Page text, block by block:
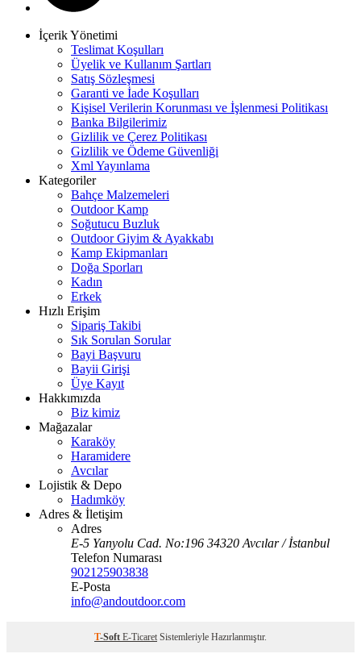
İçerik Yönetimi
Teslimat Koşulları
Üyelik ve Kullanım Şartları
Satış Sözleşmesi
Garanti ve İade Koşulları
Kişisel Verilerin Korunması ve İşlenmesi Politikası
Banka Bilgilerimiz
Gizlilik ve Çerez Politikası
Gizlilik ve Ödeme Güvenliği
Xml Yayınlama
Kategoriler
Bahçe Malzemeleri
Outdoor Kamp
Soğutucu Buzluk
Outdoor Giyim & Ayakkabı
Kamp Ekipmanları
Doğa Sporları
Kadın
Erkek
Hızlı Erişim
Sipariş Takibi
Sık Sorulan Sorular
Bayi Başvuru
Bayii Girişi
Üye Kayıt
Hakkımızda
Biz kimiz
Mağazalar
Karaköy
Haramidere
Avcılar
Lojistik & Depo
Hadımköy
Adres & İletişim
Adres
E-5 Yanyolu Cad. No:196 34320 Avcılar / İstanbul
Telefon Numarası
902125903838
E-Posta
info@andoutdoor.com
T-Soft E-Ticaret Sistemleriyle Hazırlanmıştır.